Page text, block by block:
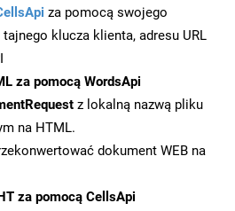
za pomocą swojego
klucza klienta, adresu URL
za pomocą WordsApi
z lokalną nazwą pliku
na HTML.
dokument WEB na
za pomocą CellsApi